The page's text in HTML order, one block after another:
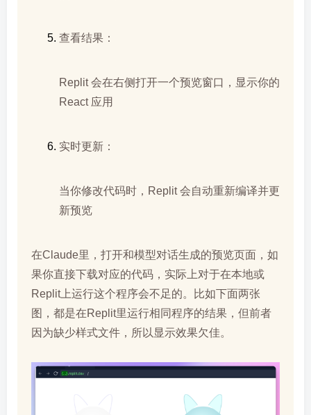
查看结果：
Replit 会在右侧打开一个预览窗口，显示你的
React 应用
实时更新：
当你修改代码时，Replit 会自动重新编译并更
新预览
在Claude里，打开和模型对话生成的预览页面，如
果你直接下载对应的代码，实际上对于在本地或
Replit上运行这个程序会不足的。比如下面两张
图，都是在Replit里运行相同程序的结果，但前者
因为缺少样式文件，所以显示效果欠佳。